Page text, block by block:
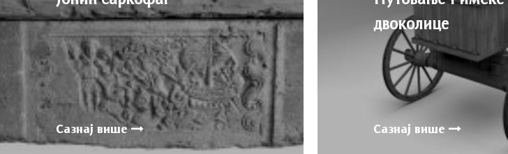
Сазнај више
двоколице
Сазнај више